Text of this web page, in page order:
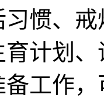
惯、
计划
工作